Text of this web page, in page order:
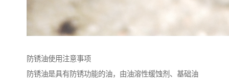
防锈油使用注意事项
防锈油是具有防锈功能的油，由油溶性缓蚀剂、基础油